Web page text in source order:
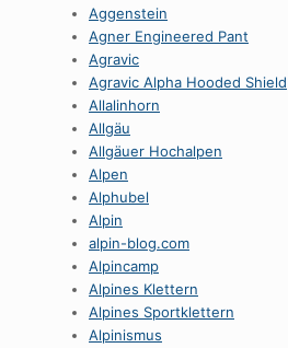
Aggenstein
Agner Engineered Pant
Agravic
Agravic Alpha Hooded Shield
Allalinhorn
Allgäu
Allgäuer Hochalpen
Alpen
Alphubel
Alpin
alpin-blog.com
Alpincamp
Alpines Klettern
Alpines Sportklettern
Alpinismus